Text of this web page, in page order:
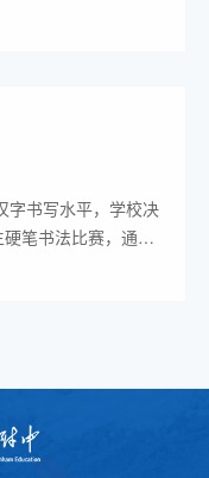
字书写水平，学校决
笔书法比赛，通过